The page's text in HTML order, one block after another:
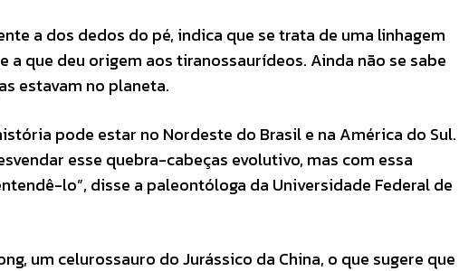
a dos dedos do pé, indica que se trata de uma linhagem
que deu origem aos tiranossaurídeos. Ainda não se sabe
estavam no planeta.
pode estar no Nordeste do Brasil e na América do Sul.
esse quebra-cabeças evolutivo, mas com essa
lo”, disse a paleontóloga da Universidade Federal de
um celurossauro do Jurássico da China, o que sugere que